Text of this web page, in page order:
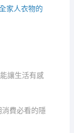
家人衣物的
讓生活有感
費必看的隱